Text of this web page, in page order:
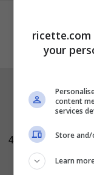
4
Sfornate il
birra,
con salsa di
ricette.com
your
content
services
Store
Learn